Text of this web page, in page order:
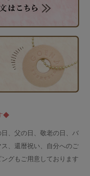
◆
、父の日、敬老の日、バ
、還暦祝い、自分へのご
グもご用意しております